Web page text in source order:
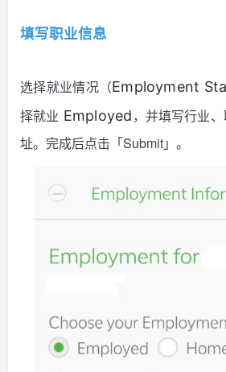
填写职业信息
选择就业情况（Employment
择就业 Employed，并填写行业
址。完成后点击「Submit」。